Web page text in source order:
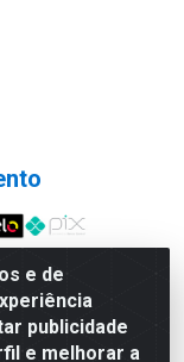
e de
publicidade
e melhorar a